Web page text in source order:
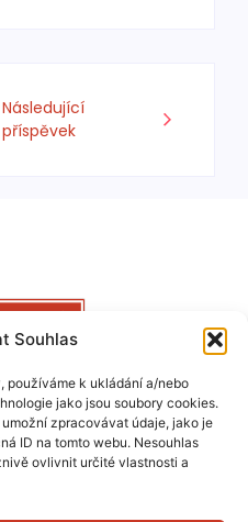
Souhlas
používáme k ukládání a/nebo
jako jsou soubory cookies.
zpracovávat údaje, jako je
ID na tomto webu. Nesouhlas
ovlivnit určité vlastnosti a
Následující
příspěvek
/ 32 stran, náklad 22 000
roznos, tištěná a